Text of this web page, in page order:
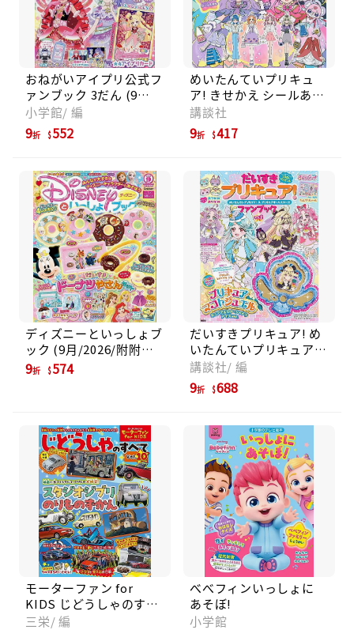
おねがいアイプリ公式フ
ァンブック 3だん (9
月/2026/附卡片)
小学館/ 編
9折 552
めいたんていプリキュ
ア! きせかえ シールあそ
びえほん
講談社
9折 417
ディズニーといっしょブ
ック (9月/2026/附附錄
組)
9折 574
だいすきプリキュア! め
いたんていプリキュア!&
プリキュアオールスター
ズ ファンブック (No.2/
附玩具)
講談社/ 編
9折 688
モーターファン for
KIDS じどうしゃのすべ
て (No.10)
三栄/ 編
べべフィンいっしょに
あそぼ!
小学館